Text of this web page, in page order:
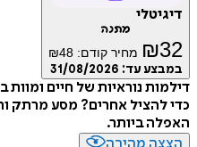
דיגיטלי
מתנה
₪32 מחיר קודם: ₪48
במבצע עד: 31/08/2026
דילמות נוראיות של חיים
כדי להציל אחרים? מסע מרתק
האפלה ביותר.